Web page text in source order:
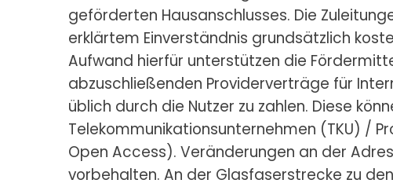
geförderten Hausanschlusses. Die
erklärtem Einverständnis grundsätzlich
Aufwand hierfür unterstützen die
abzuschließenden Providerverträge für
üblich durch die Nutzer zu zahlen. Diese
Telekommunikationsunternehmen (TKU) /
Open Access). Veränderungen an der
vorbehalten. An der Glasfaserstrecke zu